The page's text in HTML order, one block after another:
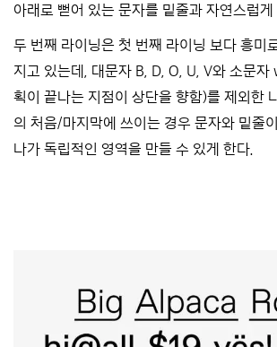
아래로 뻗어 있는 문자를 밑줄과 자연스럽게
두 번째 라이닝은 첫 번째 라이닝 보다 흥미
지고 있는데, 대문자 B, D, O, U, V와 소문자
획이 끝나는 지점이 상단을 향함)를 제외한
의 처음/마지막에 쓰이는 경우 문자와 밑줄
나가 독립적인 영역을 만들 수 있게 한다.